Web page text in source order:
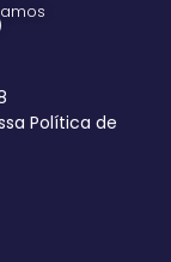
Política de